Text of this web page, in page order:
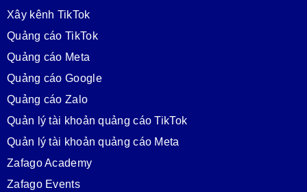
Xây kênh TikTok
Quảng cáo TikTok
Quảng cáo Meta
Quảng cáo Google
Quảng cáo Zalo
Quản lý tài khoản quảng cáo TikTok
Quản lý tài khoản quảng cáo Meta
Zafago Academy
Zafago Events